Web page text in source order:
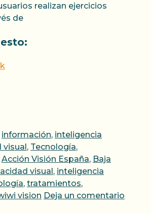
realizan ejercicios
de
información, inteligencia
visual, Tecnología,
Etiquetas
Acción Visión España, Baja
visual, inteligencia
, tratamientos,
vision Deja un comentario